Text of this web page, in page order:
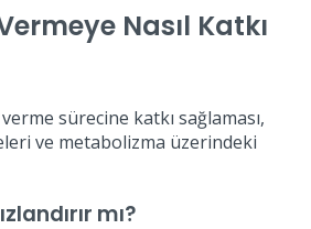
Nasıl Katkı
sürecine katkı sağlaması,
ve metabolizma üzerindeki
mı?